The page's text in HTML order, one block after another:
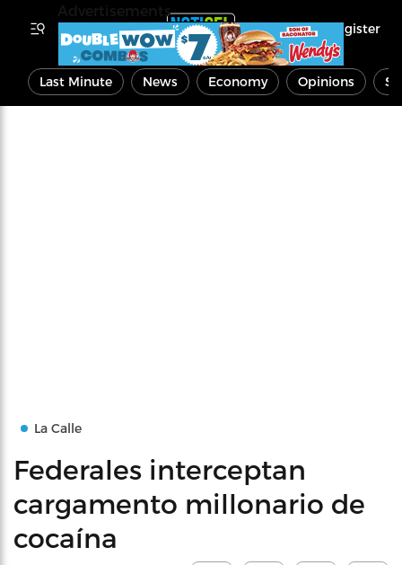
Register
Last Minute News Economy Opinions
La Calle
Federales interceptan
cargamento millonario de
cocaína
Advertisements